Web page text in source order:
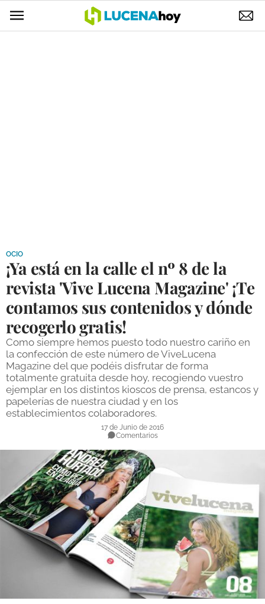
DEPORTES
COMPETICIONES
DEPORTE BASE
OPINIÓN
VENTANA CIUDADANA
CÓRDOBA
SALUD
OBRAS
NECROLÓGICAS
GALERÍAS
OCIO
¡Ya está en la calle el nº 8 de la
revista 'Vive Lucena Magazine' ¡Te
contamos sus contenidos y dónde
recogerlo gratis!
Como siempre hemos puesto todo nuestro cariño en
la confección de este número de ViveLucena
Magazine del que podéis disfrutar de forma
totalmente gratuita desde hoy, recogiendo vuestro
ejemplar en los distintos kioscos de prensa, estancos y
papelerías de nuestra ciudad y en los
establecimientos colaboradores.
17 de Junio de 2016
Comentarios